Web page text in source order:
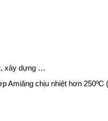
xây dựng …
Amiăng chịu nhiệt hơn 250ºC